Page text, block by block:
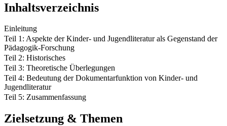
Inhaltsverzeichnis
Einleitung
Teil 1: Aspekte der Kinder- und Jugendliteratur als Gegenstand der
Pädagogik-Forschung
Teil 2: Historisches
Teil 3: Theoretische Überlegungen
Teil 4: Bedeutung der Dokumentarfunktion von Kinder- und
Jugendliteratur
Teil 5: Zusammenfassung
Zielsetzung & Themen